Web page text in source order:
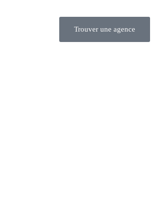
Trouver une agence